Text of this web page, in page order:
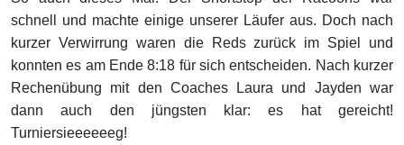
schnell und machte einige unserer Läufer aus. Doch nach
kurzer Verwirrung waren die Reds zurück im Spiel und
konnten es am Ende 8:18 für sich entscheiden. Nach kurzer
Rechenübung mit den Coaches Laura und Jayden war
dann auch den jüngsten klar: es hat gereicht!
Turniersieeeeeeg!